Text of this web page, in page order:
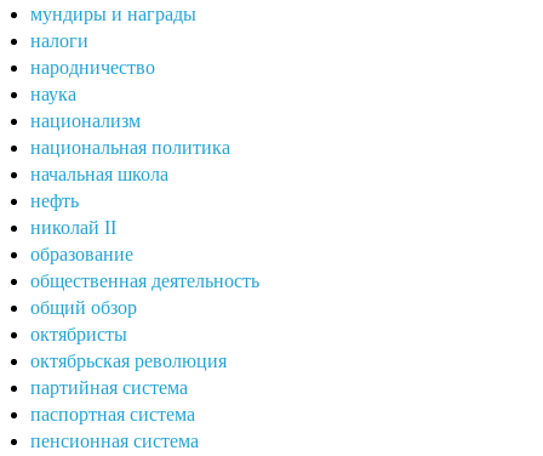
мундиры и награды
налоги
народничество
наука
национализм
национальная политика
начальная школа
нефть
николай II
образование
общественная деятельность
общий обзор
октябристы
октябрьская революция
партийная система
паспортная система
пенсионная система